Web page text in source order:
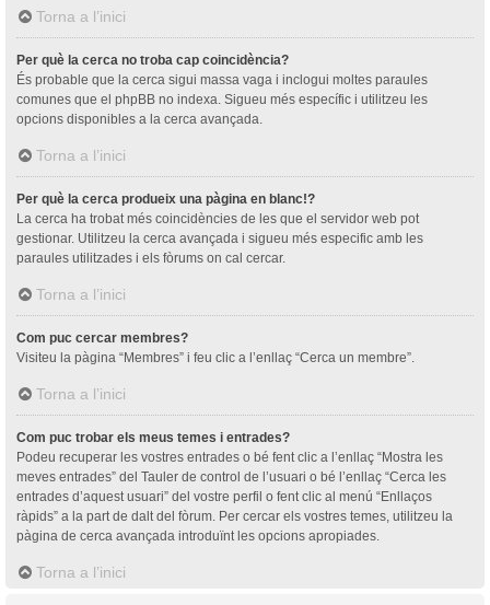
Torna a l’inici
Per què la cerca no troba cap coincidència?
És probable que la cerca sigui massa vaga i inclogui moltes paraules
comunes que el phpBB no indexa. Sigueu més específic i utilitzeu les
opcions disponibles a la cerca avançada.
Torna a l’inici
Per què la cerca produeix una pàgina en blanc!?
La cerca ha trobat més coincidències de les que el servidor web pot
gestionar. Utilitzeu la cerca avançada i sigueu més especific amb les
paraules utilitzades i els fòrums on cal cercar.
Torna a l’inici
Com puc cercar membres?
Visiteu la pàgina “Membres” i feu clic a l’enllaç “Cerca un membre”.
Torna a l’inici
Com puc trobar els meus temes i entrades?
Podeu recuperar les vostres entrades o bé fent clic a l’enllaç “Mostra les
meves entrades” del Tauler de control de l’usuari o bé l’enllaç “Cerca les
entrades d’aquest usuari” del vostre perfil o fent clic al menú “Enllaços
ràpids” a la part de dalt del fòrum. Per cercar els vostres temes, utilitzeu la
pàgina de cerca avançada introduïnt les opcions apropiades.
Torna a l’inici